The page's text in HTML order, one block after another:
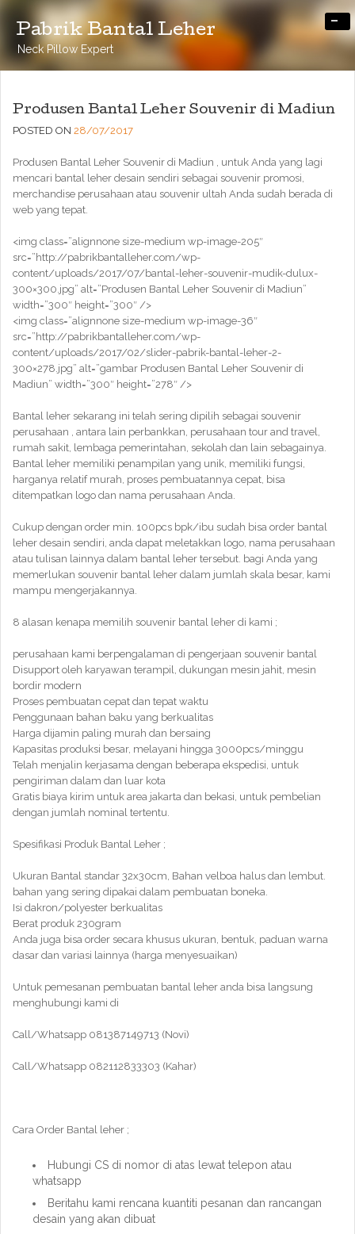
Pabrik Bantal Leher
Neck Pillow Expert
-
Produsen Bantal Leher Souvenir di Madiun
POSTED ON 28/07/2017
Produsen Bantal Leher Souvenir di Madiun , untuk Anda yang lagi
mencari bantal leher desain sendiri sebagai souvenir promosi,
merchandise perusahaan atau souvenir ultah Anda sudah berada di
web yang tepat.
<img class=”alignnone size-medium wp-image-205″
src=”http://pabrikbantalleher.com/wp-
content/uploads/2017/07/bantal-leher-souvenir-mudik-dulux-
300×300.jpg” alt=”Produsen Bantal Leher Souvenir di Madiun”
width=”300″ height=”300″ />
<img class=”alignnone size-medium wp-image-36″
src=”http://pabrikbantalleher.com/wp-
content/uploads/2017/02/slider-pabrik-bantal-leher-2-
300×278.jpg” alt=”gambar Produsen Bantal Leher Souvenir di
Madiun” width=”300″ height=”278″ />
Bantal leher sekarang ini telah sering dipilih sebagai souvenir
perusahaan , antara lain perbankkan, perusahaan tour and travel,
rumah sakit, lembaga pemerintahan, sekolah dan lain sebagainya.
Bantal leher memiliki penampilan yang unik, memiliki fungsi,
harganya relatif murah, proses pembuatannya cepat, bisa
ditempatkan logo dan nama perusahaan Anda.
Cukup dengan order min. 100pcs bpk/ibu sudah bisa order bantal
leher desain sendiri, anda dapat meletakkan logo, nama perusahaan
atau tulisan lainnya dalam bantal leher tersebut. bagi Anda yang
memerlukan souvenir bantal leher dalam jumlah skala besar, kami
mampu mengerjakannya.
8 alasan kenapa memilih souvenir bantal leher di kami ;
perusahaan kami berpengalaman di pengerjaan souvenir bantal
Disupport oleh karyawan terampil, dukungan mesin jahit, mesin
bordir modern
Proses pembuatan cepat dan tepat waktu
Penggunaan bahan baku yang berkualitas
Harga dijamin paling murah dan bersaing
Kapasitas produksi besar, melayani hingga 3000pcs/minggu
Telah menjalin kerjasama dengan beberapa ekspedisi, untuk
pengiriman dalam dan luar kota
Gratis biaya kirim untuk area jakarta dan bekasi, untuk pembelian
dengan jumlah nominal tertentu.
Spesifikasi Produk Bantal Leher ;
Ukuran Bantal standar 32x30cm, Bahan velboa halus dan lembut.
bahan yang sering dipakai dalam pembuatan boneka.
Isi dakron/polyester berkualitas
Berat produk 230gram
Anda juga bisa order secara khusus ukuran, bentuk, paduan warna
dasar dan variasi lainnya (harga menyesuaikan)
Untuk pemesanan pembuatan bantal leher anda bisa langsung
menghubungi kami di
Call/Whatsapp 081387149713 (Novi)
Call/Whatsapp 082112833303 (Kahar)
Cara Order Bantal leher ;
Hubungi CS di nomor di atas lewat telepon atau
whatsapp
Beritahu kami rencana kuantiti pesanan dan rancangan
desain yang akan dibuat